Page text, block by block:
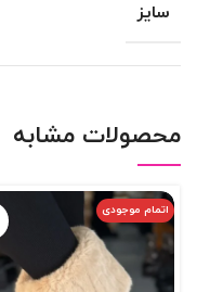
سایز
محصولات مشابه
اتمام موجودی